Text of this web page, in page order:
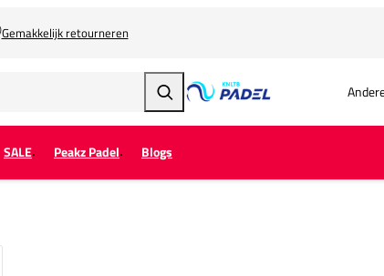
Gemakkelijk retourneren
Zoeken
SALE Peakz Padel Blogs